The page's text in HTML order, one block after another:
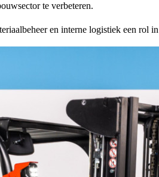
te verbeteren.
en interne logistiek een rol